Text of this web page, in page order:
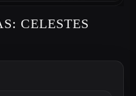
CELESTES